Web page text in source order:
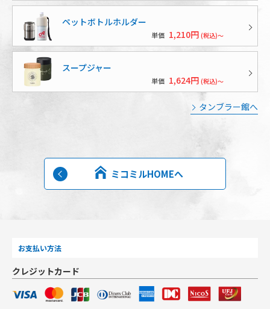
ペットボトルホルダー
単価 1,210円 (税込)～
スープジャー
単価 1,624円 (税込)～
タンブラー館へ
ミコミルHOMEへ
お支払い方法
クレジットカード